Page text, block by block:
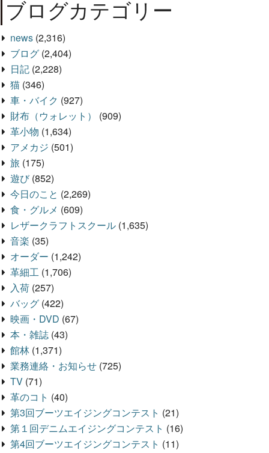
ブログカテゴリー
news (2,316)
ブログ (2,404)
日記 (2,228)
猫 (346)
車・バイク (927)
財布（ウォレット）
(909)
革小物 (1,634)
アメカジ (501)
旅 (175)
遊び(852)
今日のこと (2,269)
食・グルメ (609)
レザークラフトスクール (1,635)
音楽 (35)
オーダー (1,242)
革細工 (1,706)
入荷 (257)
バッグ (422)
映画・DVD (67)
本・雑誌 (43)
館林 (1,371)
業務連絡・お知らせ (725)
TV (71)
革のコト (40)
第3回ブーツエイジングコンテスト (21)
第１回デニムエイジングコンテスト (16)
第4回ブーツエイジングコンテスト (11)